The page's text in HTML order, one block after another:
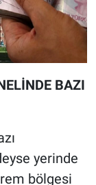
BAZI
yerinde
bölgesi